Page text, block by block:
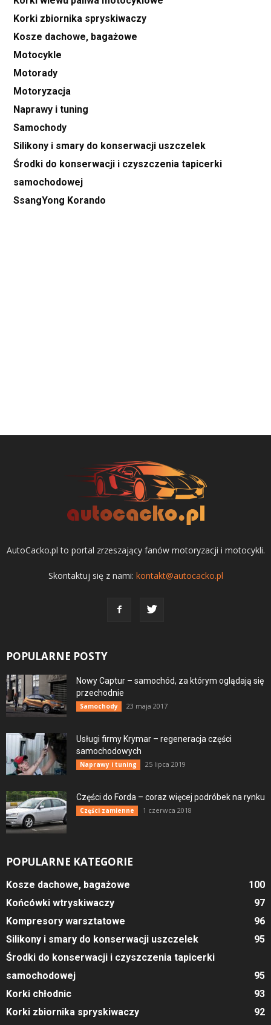
Korki zbiornika spryskiwaczy
Kosze dachowe, bagażowe
Motocykle
Motorady
Motoryzacja
Naprawy i tuning
Samochody
Silikony i smary do konserwacji uszczelek
Środki do konserwacji i czyszczenia tapicerki
samochodowej
SsangYong Korando
AutoCacko.pl to portal zrzeszający fanów motoryzacji i motocykli.
Skontaktuj się z nami: kontakt@autocacko.pl
POPULARNE POSTY
Nowy Captur – samochód, za którym oglądają się
przechodnie
Samochody 23 maja 2017
Usługi firmy Krymar – regeneracja części
samochodowych
Naprawy i tuning 25 lipca 2019
Części do Forda – coraz więcej podróbek na rynku
Części zamienne 1 czerwca 2018
POPULARNE KATEGORIE
Kosze dachowe, bagażowe
100
Końcówki wtryskiwaczy
97
Kompresory warsztatowe
96
Silikony i smary do konserwacji uszczelek
95
Środki do konserwacji i czyszczenia tapicerki
samochodowej
95
Korki chłodnic
93
Korki zbiornika spryskiwaczy
92